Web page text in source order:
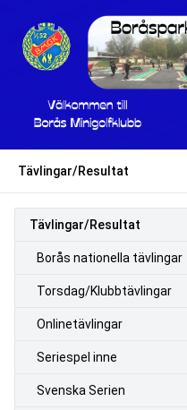
Tävlingar/Resultat
Tävlingar/Resultat
Borås nationella tävlingar
Torsdag/Klubbtävlingar
Onlinetävlingar
Seriespel inne
Svenska Serien